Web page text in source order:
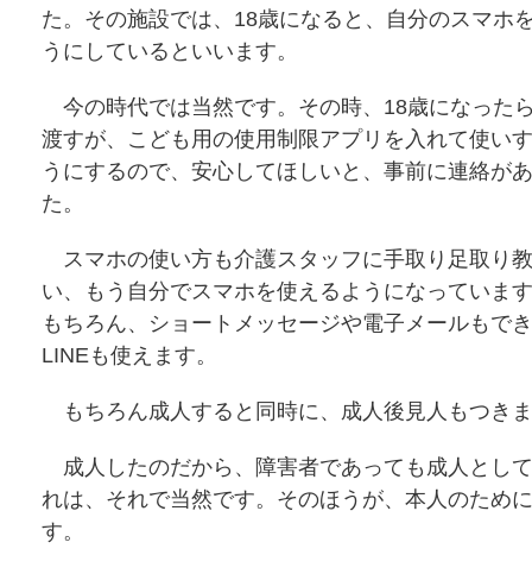
た。その施設では、18歳になると、自分のスマホ
うにしているといいます。
今の時代では当然です。その時、18歳になった
渡すが、こども用の使用制限アプリを入れて使い
うにするので、安心してほしいと、事前に連絡が
た。
スマホの使い方も介護スタッフに手取り足取り
い、もう自分でスマホを使えるようになっていま
もちろん、ショートメッセージや電子メールもで
LINEも使えます。
もちろん成人すると同時に、成人後見人もつき
成人したのだから、障害者であっても成人とし
れは、それで当然です。そのほうが、本人のため
す。